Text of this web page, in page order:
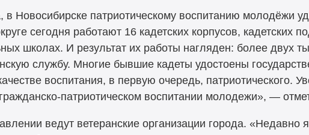
в Новосибирске патриотическому воспитанию молодёжи
сегодня работают 16 кадетских корпусов, кадетских
школах. И результат их работы нагляден: более двух
службу. Многие бывшие кадеты удостоены
воспитания, в первую очередь, патриотического.
патриотическом воспитании молодежи», —
ведут ветеранские организации города. «Недавно